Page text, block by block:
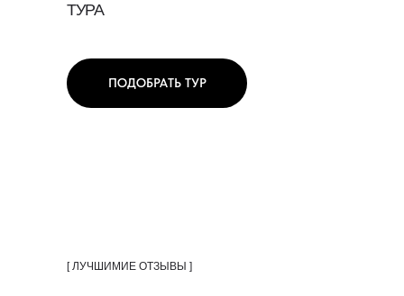
ТУРА
ПОДОБРАТЬ ТУР
[ ЛУЧШИМИЕ ОТЗЫВЫ ]